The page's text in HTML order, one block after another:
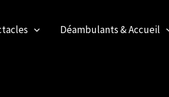
Déambulants & Accueil